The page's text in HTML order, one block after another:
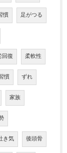
慣 足がつる
回復 柔軟性
慣 ずれ
家族
き気 後頭骨